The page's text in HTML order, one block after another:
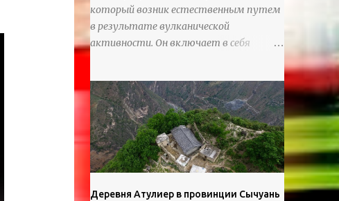
который возник естественным путем
в результате вулканической
активности. Он включает в себя
массивные базальтовые
шестиугольные колонны, высокие
утесы, лавовые образования, черную
береговую линию и великолепные
каменные арки.
Деревня Атулиер в провинции Сычуань